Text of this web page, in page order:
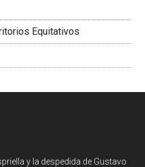
Equitativos
y la despedida de Gustavo